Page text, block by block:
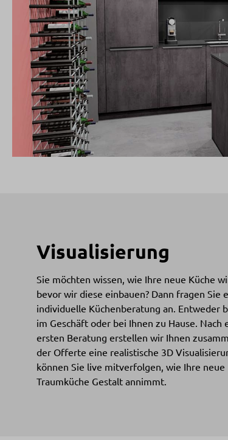
Visualisierung
Sie möchten wissen, wie Ihre neue Küche
bevor wir diese einbauen? Dann fragen Sie
individuelle Küchenberatung an. Entweder
im Geschäft oder bei Ihnen zu Hause. Nach
ersten Beratung erstellen wir Ihnen
der Offerte eine realistische 3D
können Sie live mitverfolgen, wie Ihre neue
Traumküche Gestalt annimmt.